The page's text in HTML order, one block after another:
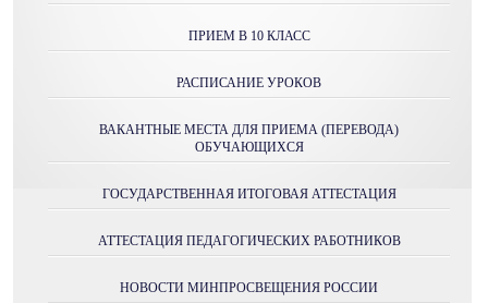
ПРИЕМ В 10 КЛАСС
РАСПИСАНИЕ УРОКОВ
ВАКАНТНЫЕ МЕСТА ДЛЯ ПРИЕМА (ПЕРЕВОДА)
ОБУЧАЮЩИХСЯ
ГОСУДАРСТВЕННАЯ ИТОГОВАЯ АТТЕСТАЦИЯ
АТТЕСТАЦИЯ ПЕДАГОГИЧЕСКИХ РАБОТНИКОВ
НОВОСТИ МИНПРОСВЕЩЕНИЯ РОССИИ